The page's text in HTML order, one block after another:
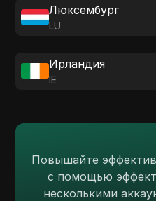
Люксембург
LU
Ирландия
IE
Повышайте
с помощью
несколькими